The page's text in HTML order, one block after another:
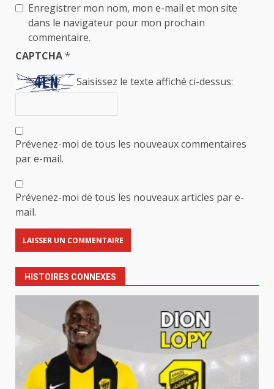
Enregistrer mon nom, mon e-mail et mon site
dans le navigateur pour mon prochain
commentaire.
CAPTCHA*
Saisissez le texte affiché ci-dessus:
Prévenez-moi de tous les nouveaux commentaires
par e-mail.
Prévenez-moi de tous les nouveaux articles par e-
mail.
HISTOIRES CONNEXES